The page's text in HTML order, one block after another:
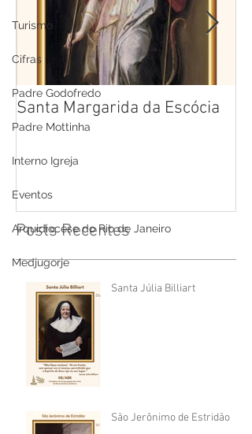
Turismo
Cifras
Padre Godofredo
Padre Mottinha
Interno Igreja
Eventos
Arquidiocese do Rio de Janeiro
Medjugorje
Santa Margarida da Escócia
Posts Recentes
Santa Júlia Billiart
São Jerônimo de Estridão